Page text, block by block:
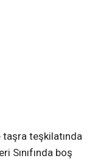
taşra teşkilatında
Sınıfında boş